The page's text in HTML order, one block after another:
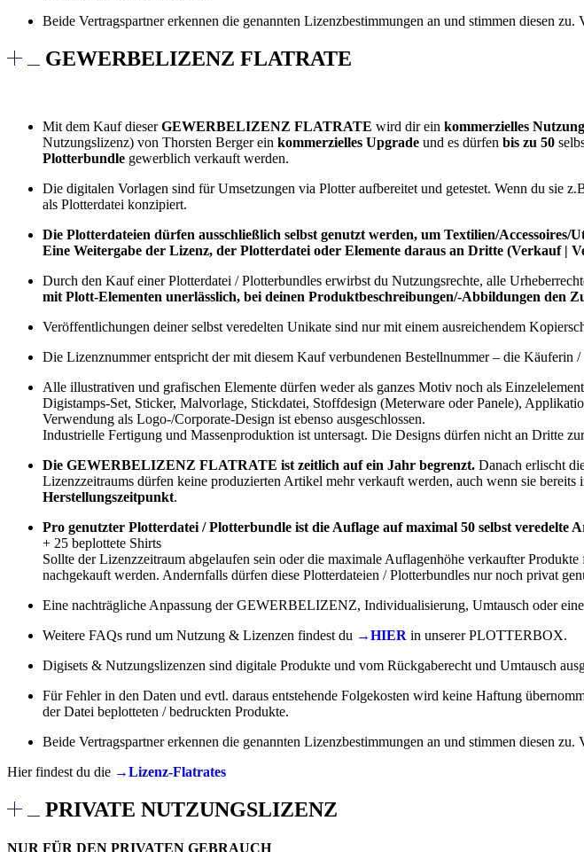
Beide Vertragspartner erkennen die genannten Lizenzbestimmungen an und stimmen diesen
GEWERBELIZENZ FLATRATE
Mit dem Kauf dieserGEWERBELIZENZ FLATRATE wird dir ein kommerzielles
Nutzungslizenz) von Thorsten Berger ein kommerzielles Upgrade und es dürfen bis zu 50
Plotterbundle gewerblich verkauft werden.
Die digitalen Vorlagen sind für Umsetzungen via Plotter aufbereitet und getestet. Wenn du sie
als Plotterdatei konzipiert.
Die Plotterdateien dürfen ausschließlich selbst genutzt werden, um Textilien/
Eine Weitergabe der Lizenz, der Plotterdatei oder Elemente daraus an Dritte (Verkauf |
Durch den Kauf einer Plotterdatei / Plotterbundles erwirbst du Nutzungsrechte, alle
mit Plott-Elementen unerlässlich, bei deinen Produktbeschreibungen/-Abbildungen den
Veröffentlichungen deiner selbst veredelten Unikate sind nur mit einem ausreichendem
Die Lizenznummer entspricht der mit diesem Kauf verbundenen Bestellnummer – die
Alle illustrativen und grafischen Elemente dürfen weder als ganzes Motiv noch als
Digistamps-Set, Sticker, Malvorlage, Stickdatei, Stoffdesign (Meterware oder Panele),
Verwendung als Logo-/Corporate-Design ist ebenso ausgeschlossen.
Industrielle Fertigung und Massenproduktion ist untersagt. Die Designs dürfen nicht an Dritte
Die GEWERBELIZENZ FLATRATE ist zeitlich auf ein Jahr begrenzt. Danach erlischt
Lizenzzeitraums dürfen keine produzierten Artikel mehr verkauft werden, auch wenn sie
Herstellungszeitpunkt.
Pro genutzter Plotterdatei / Plotterbundle ist die Auflage auf maximal 50 selbst veredelte
+ 25 beplottete Shirts
Sollte der Lizenzzeitraum abgelaufen sein oder die maximale Auflagenhöhe verkaufter
nachgekauft werden. Andernfalls dürfen diese Plotterdateien / Plotterbundles nur noch privat
Eine nachträgliche Anpassung der GEWERBELIZENZ, Individualisierung, Umtausch oder
Weitere FAQs rund um Nutzung & Lizenzen findest du →HIER in unserer PLOTTERBOX.
Digisets & Nutzungslizenzen sind digitale Produkte und vom Rückgaberecht und Umtausch
Für Fehler in den Daten und evtl. daraus entstehende Folgekosten wird keine Haftung
der Datei beplotteten / bedruckten Produkte.
Beide Vertragspartner erkennen die genannten Lizenzbestimmungen an und stimmen diesen
Hier findest du die →Lizenz-Flatrates
PRIVATE NUTZUNGSLIZENZ
NUR FÜR DEN PRIVATEN GEBRAUCH